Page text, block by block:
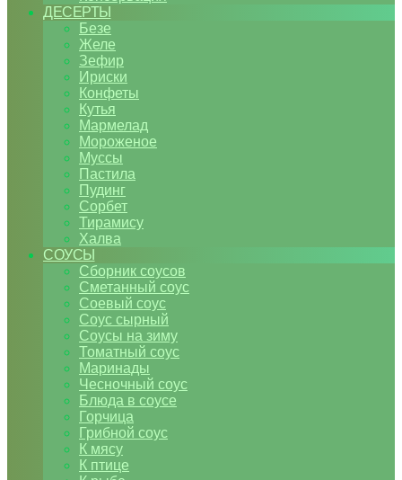
ДЕСЕРТЫ
Безе
Желе
Зефир
Ириски
Конфеты
Кутья
Мармелад
Мороженое
Муссы
Пастила
Пудинг
Сорбет
Тирамису
Халва
СОУСЫ
Сборник соусов
Сметанный соус
Соевый соус
Соус сырный
Соусы на зиму
Томатный соус
Маринады
Чесночный соус
Блюда в соусе
Горчица
Грибной соус
К мясу
К птице